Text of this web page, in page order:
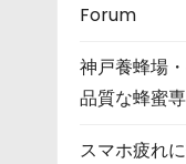
Forum
神戸養蜂場
品質な蜂蜜
スマホ疲れ